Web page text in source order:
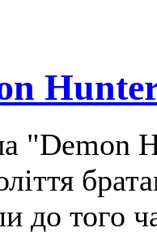
"Demon
до того